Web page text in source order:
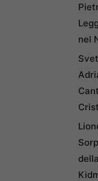
nel